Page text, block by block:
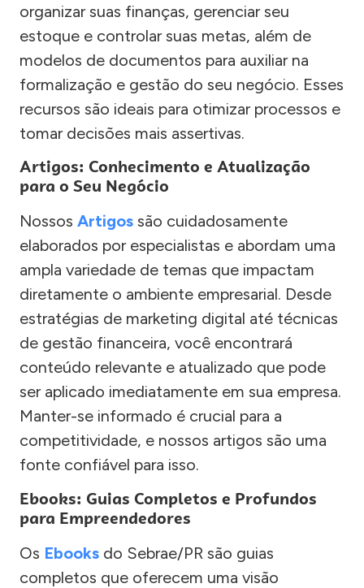
organizar suas finanças, gerenciar seu
estoque e controlar suas metas, além de
modelos de documentos para auxiliar na
formalização e gestão do seu negócio. Esses
recursos são ideais para otimizar processos e
tomar decisões mais assertivas.
Artigos: Conhecimento e Atualização
para o Seu Negócio
Nossos Artigos são cuidadosamente
elaborados por especialistas e abordam uma
ampla variedade de temas que impactam
diretamente o ambiente empresarial. Desde
estratégias de marketing digital até técnicas
de gestão financeira, você encontrará
conteúdo relevante e atualizado que pode
ser aplicado imediatamente em sua empresa.
Manter-se informado é crucial para a
competitividade, e nossos artigos são uma
fonte confiável para isso.
Ebooks: Guias Completos e Profundos
para Empreendedores
Os Ebooks do Sebrae/PR são guias
completos que oferecem uma visão